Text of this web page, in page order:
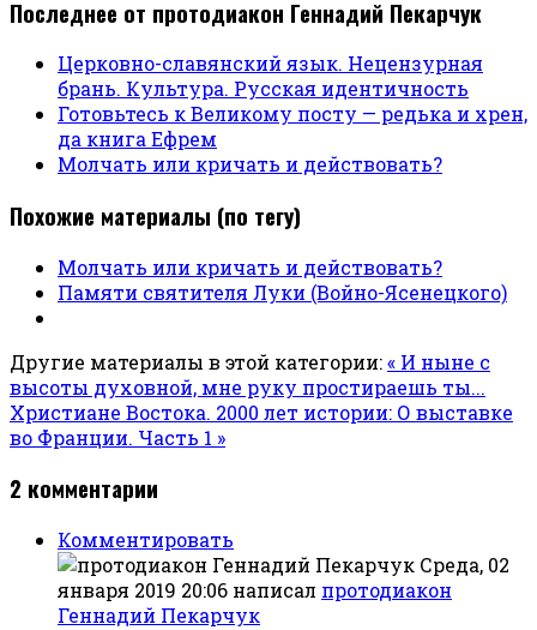
Последнее от протодиакон Геннадий Пекарчук
Церковно-славянский язык. Нецензурная
брань. Культура. Русская идентичность
Готовьтесь к Великому посту — редька и хрен,
да книга Ефрем
Молчать или кричать и действовать?
Похожие материалы (по тегу)
Молчать или кричать и действовать?
Памяти святителя Луки (Войно-Ясенецкого)
Другие материалы в этой категории:« И ныне с
высоты духовной, мне руку простираешь ты...
Христиане Востока. 2000 лет истории: О выставке
во Франции. Часть 1 »
2 комментарии
Комментировать
Среда, 02
января 2019 20:06 написал протодиакон
Геннадий Пекарчук